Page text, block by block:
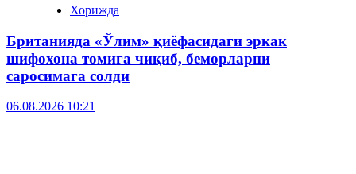
Хорижда
Британияда «Ўлим» қиёфасидаги эркак
шифохона томига чиқиб, беморларни
саросимага солди
06.08.2026 10:21